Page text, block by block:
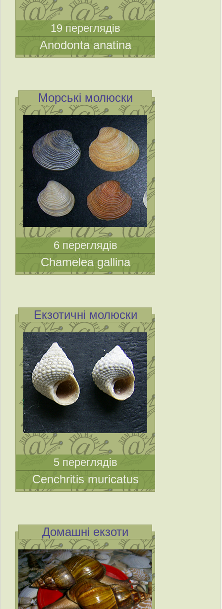
19 переглядів
Anodonta anatina
Морські молюски
6 переглядів
Chamelea gallina
Екзотичні молюски
5 переглядів
Cenchritis muricatus
Домашні екзоти